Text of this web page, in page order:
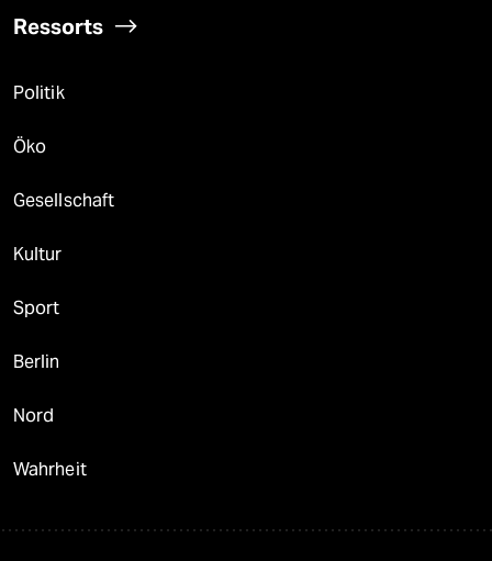
Ressorts
Politik
Öko
Gesellschaft
Kultur
Sport
Berlin
Nord
Wahrheit